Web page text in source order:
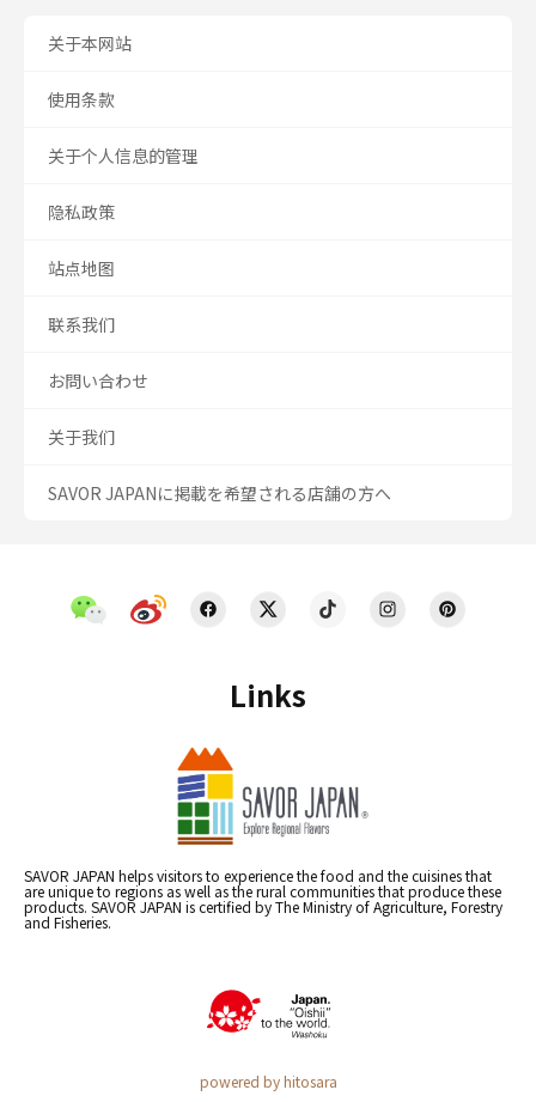
Links
SAVOR JAPAN helps visitors to experience the food and the cuisines that
are unique to regions as well as the rural communities that produce these
products. SAVOR JAPAN is certified by The Ministry of Agriculture, Forestry
and Fisheries.
powered by hitosara
关于本网站
使用条款
关于个人信息的管理
隐私政策
站点地图
联系我们
お問い合わせ
关于我们
SAVOR JAPANに掲載を希望される店舗の方へ